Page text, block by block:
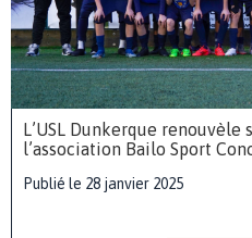
L’USL Dunkerque renouvèle
l’association Bailo Sport
Publié le 28 janvier 2025